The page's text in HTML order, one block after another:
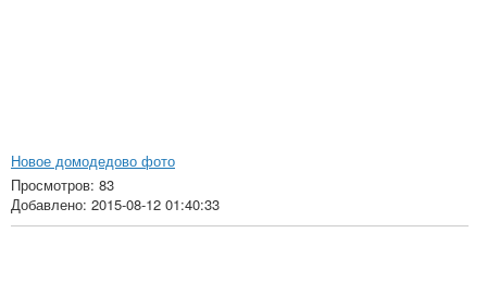
Новое домодедово фото
Просмотров: 83
Добавлено: 2015-08-12 01:40:33